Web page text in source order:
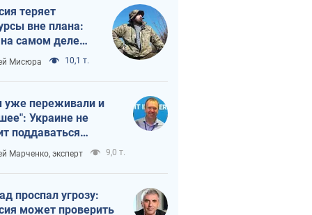
теряет
вне плана:
на самом деле
темп войны
Мисюра 10,1 т.
переживали и
Украине не
поддаваться
из-за
террора
Марченко, эксперт 9,0 т.
проспал угрозу:
может проверить